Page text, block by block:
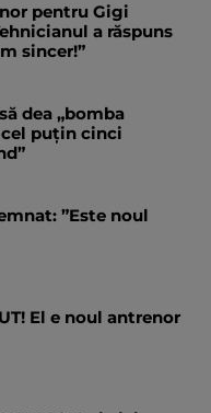
pentru Gigi
a răspuns
sincer!”
dea „bomba
cel puțin cinci
”Este noul
El e noul antrenor